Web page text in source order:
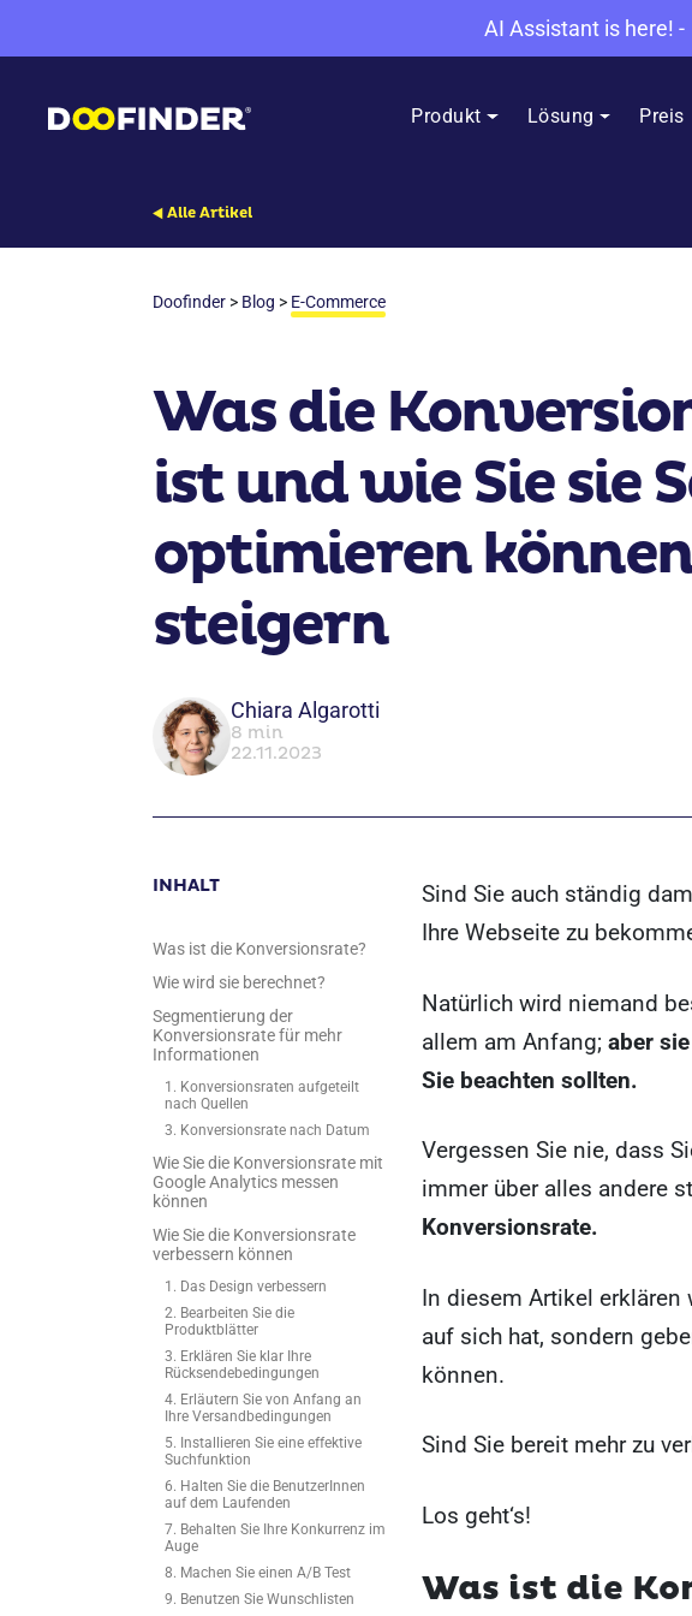
AI Assistant is here! -
Produkt Lösung Preis
Alle Artikel
Doofinder > Blog > E-Commerce
Was die
ist und wie Sie
optimieren
steigern
Chiara Algarotti
8 min
22.11.2023
INHALT
Was ist die Konversionsrate?
Wie wird sie berechnet?
Segmentierung der
Konversionsrate für mehr
Informationen
1. Konversionsraten aufgeteilt
nach Quellen
3. Konversionsrate nach Datum
Wie Sie die Konversionsrate mit
Google Analytics messen
können
Wie Sie die Konversionsrate
verbessern können
1. Das Design verbessern
2. Bearbeiten Sie die
Produktblätter
3. Erklären Sie klar Ihre
Rücksendebedingungen
4. Erläutern Sie von Anfang an
Ihre Versandbedingungen
5. Installieren Sie eine effektive
Suchfunktion
6. Halten Sie die BenutzerInnen
auf dem Laufenden
7. Behalten Sie Ihre Konkurrenz im
Auge
8. Machen Sie einen A/B Test
9. Benutzen Sie Wunschlisten
Sind Sie auch ständig
Ihre Webseite zu
Natürlich wird niemand
allem am Anfang; aber
Sie beachten sollten.
Vergessen Sie nie, dass
immer über alles andere
Konversionsrate.
In diesem Artikel
auf sich hat, sondern
können.
Sind Sie bereit mehr zu
Los geht‘s!
Was ist die